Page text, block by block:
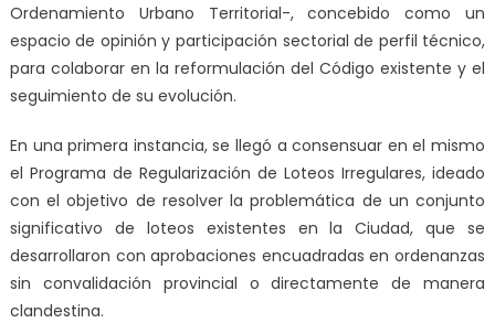
Ordenamiento Urbano Territorial-, concebido como un
espacio de opinión y participación sectorial de perfil técnico,
para colaborar en la reformulación del Código existente y el
seguimiento de su evolución.
En unaprimera instancia, se llegó a consensuar en el mismo
el Programa de Regularización de Loteos Irregulares, ideado
con el objetivo de resolver la problemática de un conjunto
significativo de loteos existentes en la Ciudad, que se
desarrollaron con aprobaciones encuadradas en ordenanzas
sin convalidación provincial o directamente de manera
clandestina.